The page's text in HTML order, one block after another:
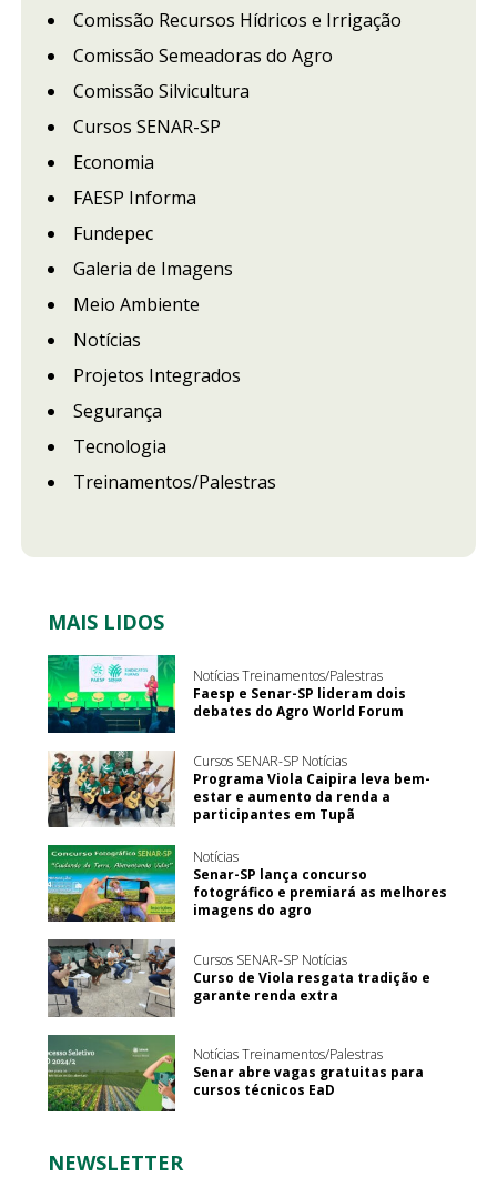
Comissão Recursos Hídricos e Irrigação
Comissão Semeadoras do Agro
Comissão Silvicultura
Cursos SENAR-SP
Economia
FAESP Informa
Fundepec
Galeria de Imagens
Meio Ambiente
Notícias
Projetos Integrados
Segurança
Tecnologia
Treinamentos/Palestras
MAIS LIDOS
Notícias Treinamentos/Palestras
Faesp e Senar-SP lideram dois
debates do Agro World Forum
Cursos SENAR-SP Notícias
Programa Viola Caipira leva bem-
estar e aumento da renda a
participantes em Tupã
Notícias
Senar-SP lança concurso
fotográfico e premiará as melhores
imagens do agro
Cursos SENAR-SP Notícias
Curso de Viola resgata tradição e
garante renda extra
Notícias Treinamentos/Palestras
Senar abre vagas gratuitas para
cursos técnicos EaD
NEWSLETTER